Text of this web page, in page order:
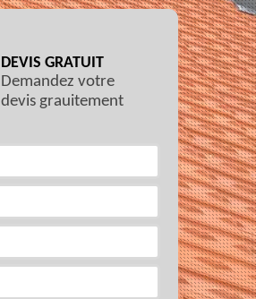
DEVIS GRATUIT
Demandez votre
devis grauitement